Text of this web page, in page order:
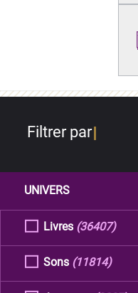
Filtrer par
UNIVERS
Livres (36407)
Sons (11814)